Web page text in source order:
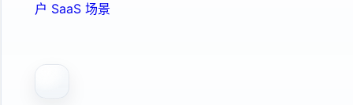
户 SaaS 场景